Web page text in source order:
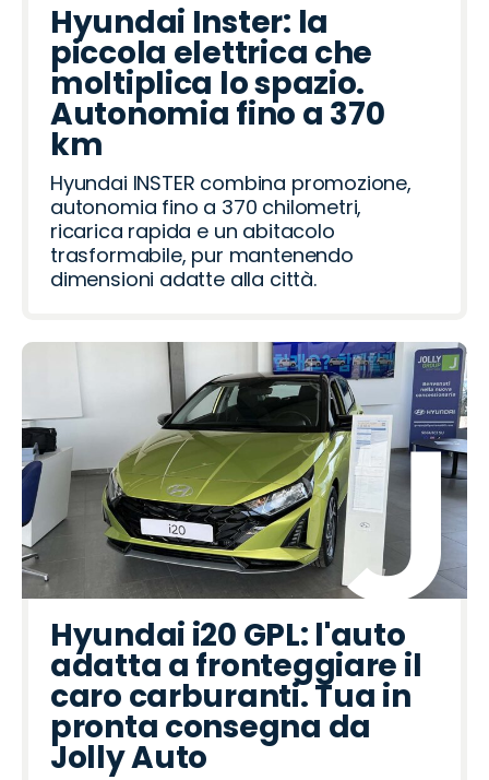
Hyundai Inster: la
piccola elettrica che
moltiplica lo spazio.
Autonomia fino a 370
km
Hyundai INSTER combina promozione,
autonomia fino a 370 chilometri,
ricarica rapida e un abitacolo
trasformabile, pur mantenendo
dimensioni adatte alla città.
Hyundai i20 GPL: l'auto
adatta a fronteggiare il
caro carburanti. Tua in
pronta consegna da
Jolly Auto